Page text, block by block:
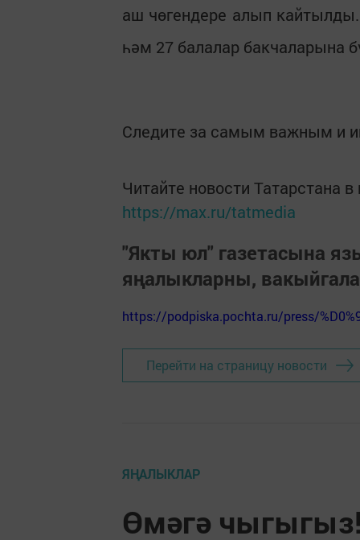
аш чөгендере алып
һәм 27 балалар бакчаларына
Следите за самым важным и
Читайте новости Татарстана
https://max.ru/tatmedia
"Якты юл" газетасына
яңалыкларны,
https://podpiska.pochta.ru/press/
Перейти на страницу новости
ЯҢАЛЫКЛАР
Өмәгә чыгыгыз!